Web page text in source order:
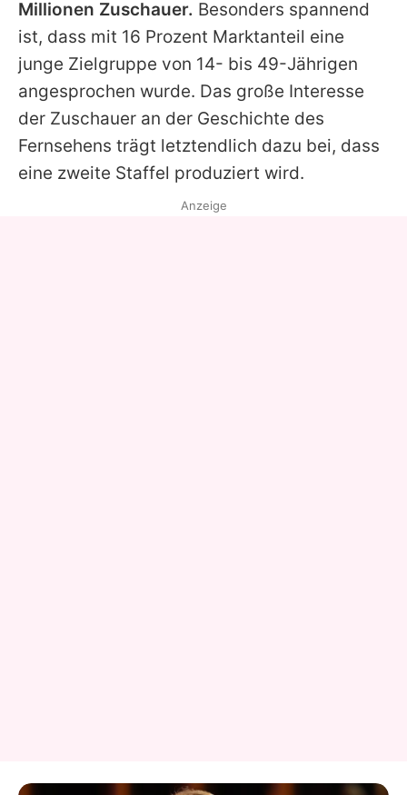
Millionen Zuschauer. Besonders spannend
ist, dass mit 16 Prozent Marktanteil eine
junge Zielgruppe von 14- bis 49-Jährigen
angesprochen wurde. Das große Interesse
der Zuschauer an der Geschichte des
Fernsehens trägt letztendlich dazu bei, dass
eine zweite Staffel produziert wird.
Anzeige